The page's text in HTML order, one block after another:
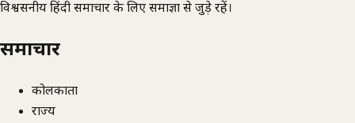
विश्वसनीय हिंदी समाचार के लिए समाज्ञा से जुड़े रहें।
समाचार
कोलकाता
राज्य